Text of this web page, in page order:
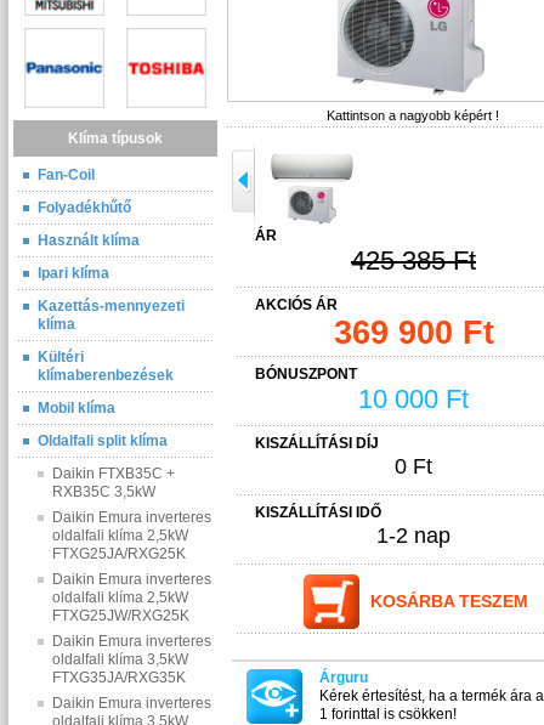
Klíma típusok
Fan-Coil
Folyadékhűtő
Használt klíma
Ipari klíma
Kazettás-mennyezeti
klíma
Kültéri
klímaberenbezések
Mobil klíma
Oldalfali split klíma
Daikin FTXB35C +
RXB35C 3,5kW
Daikin Emura inverteres
oldalfali klíma 2,5kW
FTXG25JA/RXG25K
Daikin Emura inverteres
oldalfali klíma 2,5kW
FTXG25JW/RXG25K
Daikin Emura inverteres
oldalfali klíma 3,5kW
FTXG35JA/RXG35K
Daikin Emura inverteres
oldalfali klíma 3,5kW
Kattintson a nagyobb képért !
ÁR
425 385 Ft
AKCIÓS ÁR
369 900 Ft
BÓNUSZPONT
10 000 Ft
KISZÁLLÍTÁSI DÍJ
0 Ft
KISZÁLLÍTÁSI IDŐ
1-2 nap
KOSÁRBA TESZEM
Árguru
Kérek értesítést, ha a termék ára
1 forinttal is csökken!